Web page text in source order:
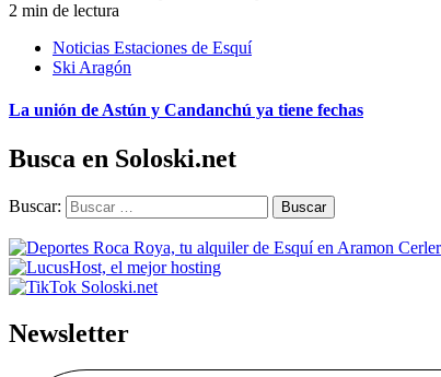
2 min de lectura
Noticias Estaciones de Esquí
Ski Aragón
La unión de Astún y Candanchú ya tiene fechas
Busca en Soloski.net
Buscar:
Newsletter